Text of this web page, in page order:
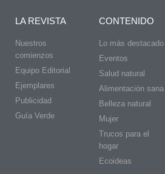
LA REVISTA
Nuestros
comienzos
Equipo Editorial
Ejemplares
Publicidad
Guía Verde
CONTENIDO
Lo más destacado
Eventos
Salud natural
Alimentación sana
Belleza natural
Mujer
Trucos para el
hogar
Ecoideas